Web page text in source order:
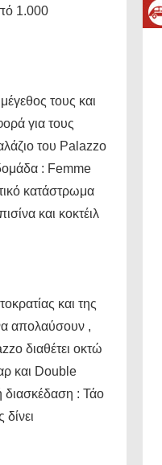
1.000
τους και
για τους
του Palazzo
: Femme
κατάστρωμα
και κοκτέιλ
και της
απολαύσουν ,
διαθέτει οκτώ
και Double
διασκέδαση : Τάο